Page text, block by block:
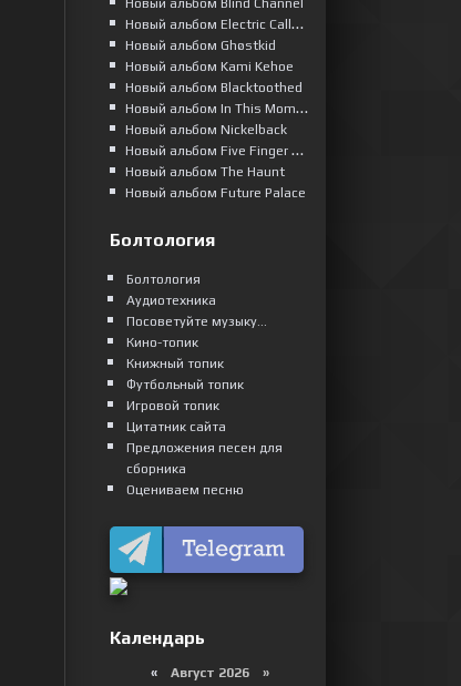
Новый альбом Blind Channel
Новый альбом Electric Callboy
Новый альбом Ghøstkid
Новый альбом Kami Kehoe
Новый альбом Blacktoothed
Новый альбом In This Moment
Новый альбом Nickelback
Новый альбом Five Finger Death Punch
Новый альбом The Haunt
Новый альбом Future Palace
Болтология
Болтология
Аудиотехника
Посоветуйте музыку...
Кино-топик
Книжный топик
Футбольный топик
Игровой топик
Цитатник сайта
Предложения песен для
сборника
Оцениваем песню
Календарь
«Август 2026 »